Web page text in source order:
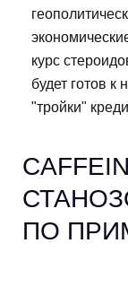
курс
будет готов к
"тройки"
ПО